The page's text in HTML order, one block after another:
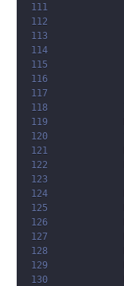
111
112
113
114
115
116
117
118
119
120
121
122
123
124
125
126
127
128
129
130